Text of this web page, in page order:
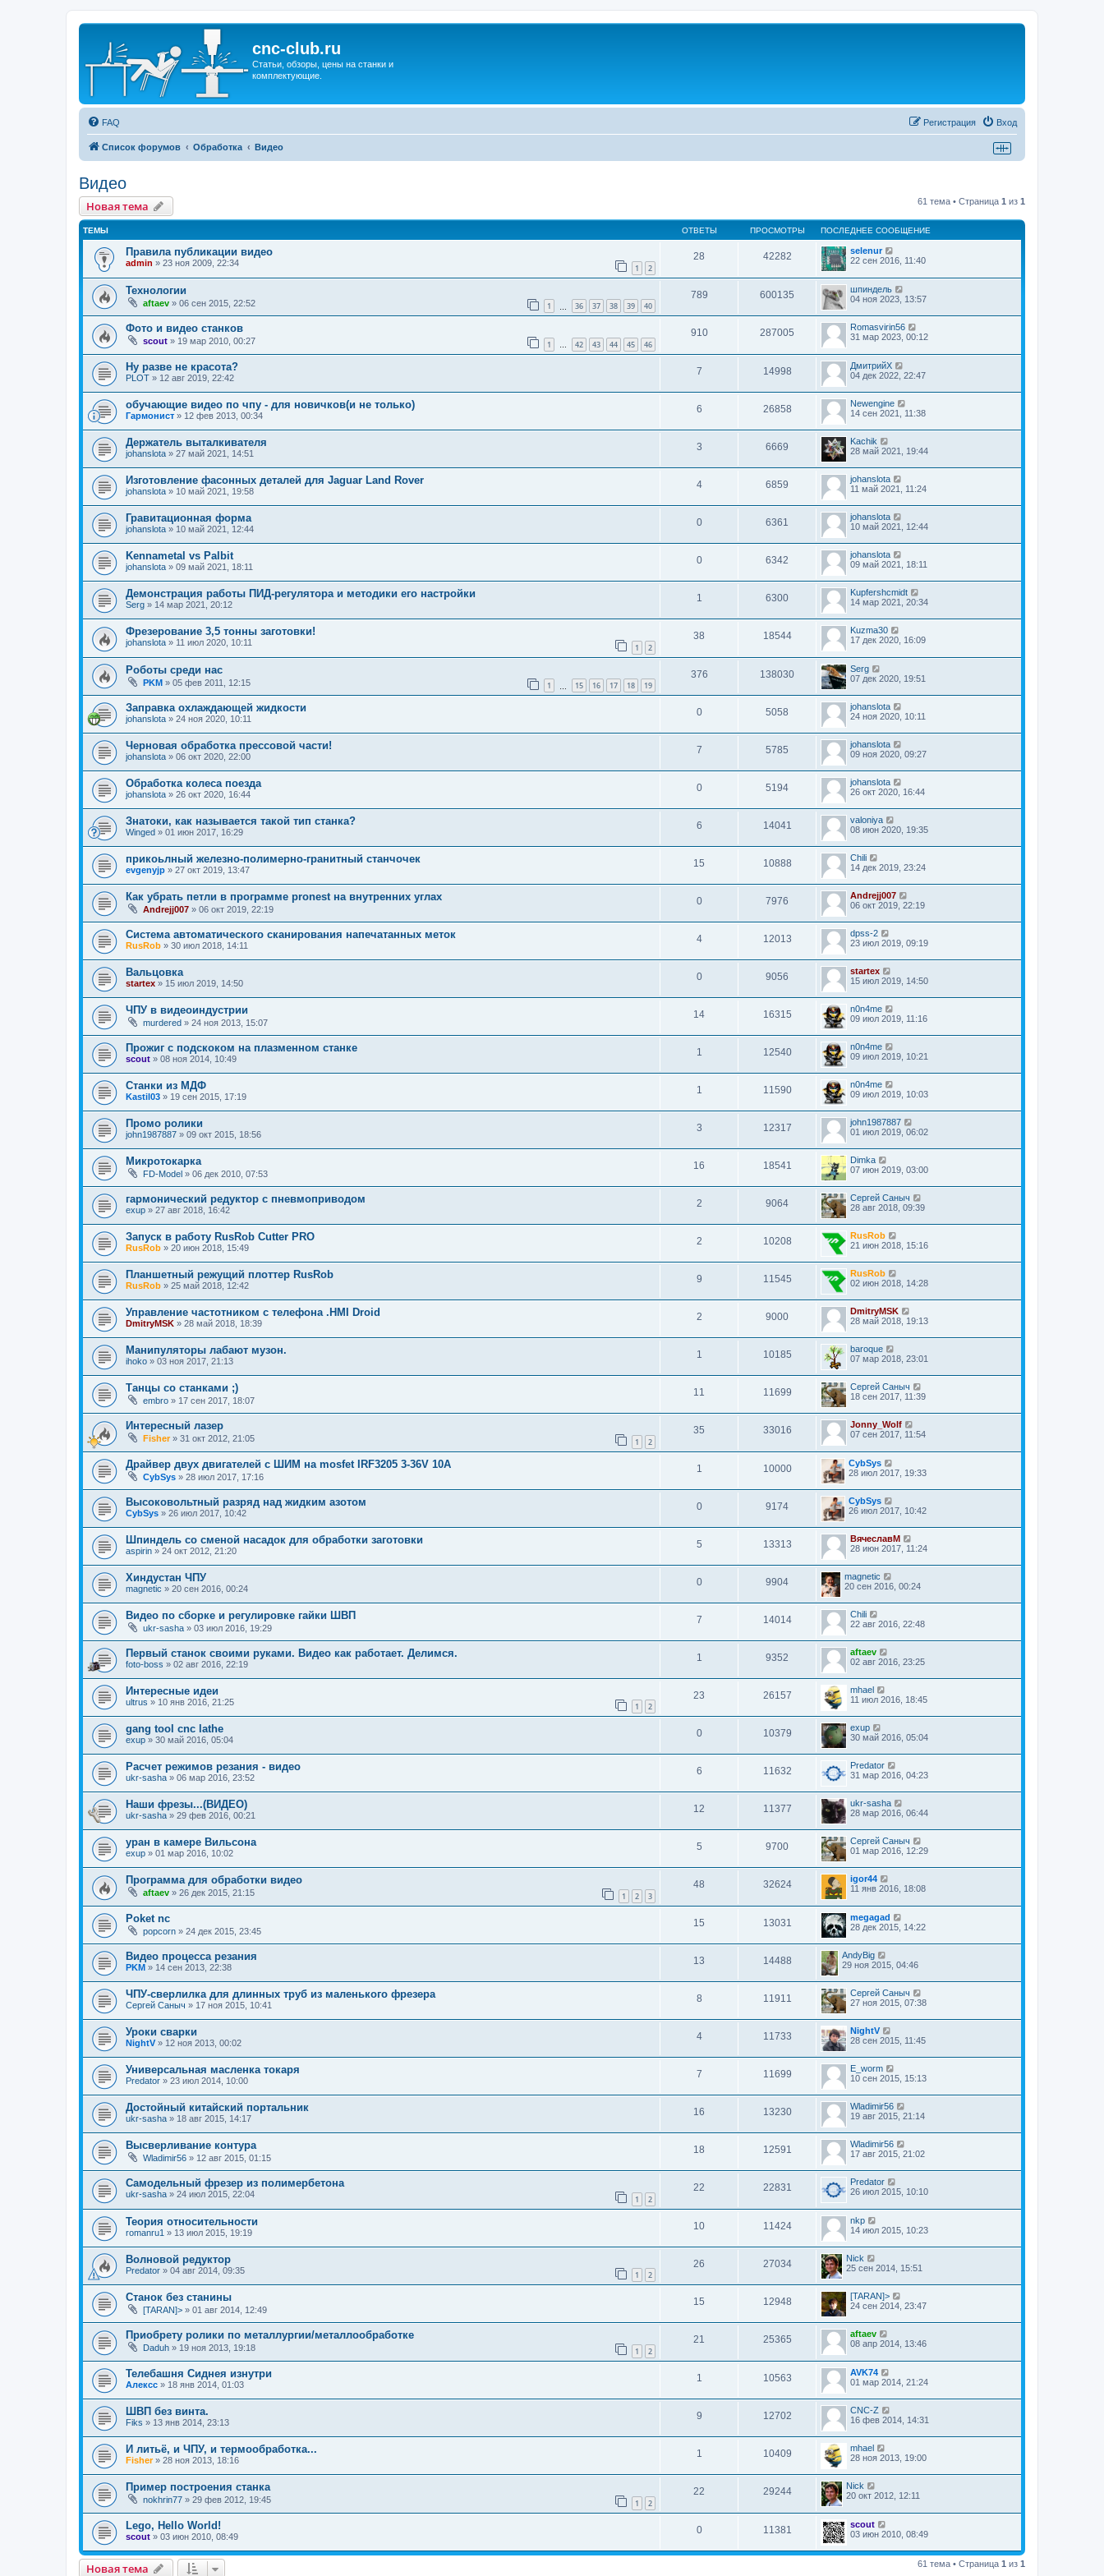
cnc-club.ru
Статьи, обзоры, цены на станки и
комплектующие.
FAQ Вход
Регистрация
Список форумов Обработка Видео
Видео
Новая тема 61 тема • Страница 1 из 1
ТЕМЫ ОТВЕТЫ ПРОСМОТРЫ ПОСЛЕДНЕЕ СООБЩЕНИЕ
Правила публикации видео
admin » 23 ноя 2009, 22:34 1 2
28 42282
selenur
22 сен 2016, 11:40
Технологии
aftaev » 06 сен 2015, 22:52 1 36 37 38 39 40
789 600135
шпиндель
04 ноя 2023, 13:57
Фото и видео станков
scout » 19 мар 2010, 00:27 1 … 42 43 44 45 46
910 287005
Romasvirin56
31 мар 2023, 00:12
Ну разве не красота?
PLOT » 12 авг 2019, 22:42
7 14998
ДмитрийХ
04 дек 2022, 22:47
обучающие видео по чпу - для новичков(и не только)
Гармонист » 12 фев 2013, 00:34
6 26858
Newengine
14 сен 2021, 11:38
Держатель выталкивателя
johanslota » 27 май 2021, 14:51
3 6669
Kachik
28 май 2021, 19:44
Изготовление фасонных деталей для Jaguar Land Rover
johanslota » 10 май 2021, 19:58
4 6859
johanslota
11 май 2021, 11:24
Гравитационная форма
johanslota » 10 май 2021, 12:44
0 6361
johanslota
10 май 2021, 12:44
Kennametal vs Palbit
johanslota » 09 май 2021, 18:11
0 6342
johanslota
09 май 2021, 18:11
Демонстрация работы ПИД-регулятора и методики его настройки
Serg » 14 мар 2021, 20:12
1 6300
Kupfershcmidt
14 мар 2021, 20:34
Фрезерование 3,5 тонны заготовки!
johanslota » 11 июл 2020, 10:11 1 2
38 18544
Kuzma30
17 дек 2020, 16:09
Роботы среди нас
PKM » 05 фев 2011, 12:15 1 15 16 17 18 19
376 138030
Serg
07 дек 2020, 19:51
Заправка охлаждающей жидкости
johanslota » 24 ноя 2020, 10:11
0 5058
johanslota
24 ноя 2020, 10:11
Черновая обработка прессовой части!
johanslota » 06 окт 2020, 22:00
7 5785
johanslota
09 ноя 2020, 09:27
Обработка колеса поезда
johanslota » 26 окт 2020, 16:44
0 5194
johanslota
26 окт 2020, 16:44
Знатоки, как называется такой тип станка?
Winged » 01 июн 2017, 16:29
6 14041
valoniya
08 июн 2020, 19:35
прикоьлный железно-полимерно-гранитный станчочек
evgenyjp » 27 окт 2019, 13:47
15 10888
Chili
14 дек 2019, 23:24
Как убрать петли в программе pronest на внутренних углах
Andrejj007 » 06 окт 2019, 22:19
0 7976
Andrejj007
06 окт 2019, 22:19
Система автоматического сканирования напечатанных меток
RusRob » 30 июл 2018, 14:11
4 12013
dpss-2
23 июл 2019, 09:19
Вальцовка
startex » 15 июл 2019, 14:50
0 9056
startex
15 июл 2019, 14:50
ЧПУ в видеоиндустрии
murdered » 24 ноя 2013, 15:07
14 16315
n0n4me
09 июл 2019, 11:16
Прожиг с подскоком на плазменном станке
scout » 08 ноя 2014, 10:49
1 12540
n0n4me
09 июл 2019, 10:21
Станки из МДФ
Kastil03 » 19 сен 2015, 17:19
1 11590
n0n4me
09 июл 2019, 10:03
Промо ролики
john1987887 » 09 окт 2015, 18:56
3 12317
john1987887
01 июл 2019, 06:02
Микротокарка
FD-Model » 06 дек 2010, 07:53
16 18541
Dimka
07 июн 2019, 03:00
гармонический редуктор с пневмоприводом
exup » 27 авг 2018, 16:42
2 9064
Сергей Саныч
28 авг 2018, 09:39
Запуск в работу RusRob Cutter PRO
RusRob » 20 июн 2018, 15:49
2 10208
RusRob
21 июн 2018, 15:16
Планшетный режущий плоттер RusRob
RusRob » 25 май 2018, 12:42
9 11545
RusRob
02 июн 2018, 14:28
Управление частотником с телефона .HMI Droid
DmitryMSK » 28 май 2018, 18:39
2 9000
DmitryMSK
28 май 2018, 19:13
Манипуляторы лабают музон.
ihoko » 03 ноя 2017, 21:13
1 10185
baroque
07 мар 2018, 23:01
Танцы со станками ;)
embro » 17 сен 2017, 18:07
11 11699
Сергей Саныч
18 сен 2017, 11:39
Интересный лазер
Fisher» 31 окт 2012, 21:05 1 2
35 33016
Jonny_Wolf
07 сен 2017, 11:54
Драйвер двух двигателей с ШИМ на mosfet IRF3205 3-36V 10А
CybSys » 28 июл 2017, 17:16
1 10000
CybSys
28 июл 2017, 19:33
Высоковольтный разряд над жидким азотом
CybSys » 26 июл 2017, 10:42
0 9174
CybSys
26 июл 2017, 10:42
Шпиндель со сменой насадок для обработки заготовки
aspirin » 24 окт 2012, 21:20
5 13313
ВячеславМ
28 июн 2017, 11:24
Хиндустан ЧПУ
magnetic » 20 сен 2016, 00:24
0 9904
magnetic
20 сен 2016, 00:24
Видео по сборке и регулировке гайки ШВП
ukr-sasha » 03 июл 2016, 19:29
7 14014
Chili
22 авг 2016, 22:48
Первый станок своими руками. Видео как работает. Делимся.
foto-boss » 02 авг 2016, 22:19
1 9352
aftaev
02 авг 2016, 23:25
Интересные идеи
ultrus » 10 янв 2016, 21:25 1 2
23 26157
mhael
11 июл 2016, 18:45
gang tool cnc lathe
exup » 30 май 2016, 05:04
0 10379
exup
30 май 2016, 05:04
Расчет режимов резания - видео
ukr-sasha » 06 мар 2016, 23:52
6 11632
Predator
31 мар 2016, 04:23
Наши фрезы...(ВИДЕО)
ukr-sasha » 29 фев 2016, 00:21
12 11377
ukr-sasha
28 мар 2016, 06:44
уран в камере Вильсона
exup » 01 мар 2016, 10:02
5 9700
Сергей Саныч
01 мар 2016, 12:29
Программа для обработки видео
aftaev » 26 дек 2015, 21:15 1 2 3
48 32624
igor44
11 янв 2016, 18:08
Poket nc
popcorn » 24 дек 2015, 23:45
15 13031
megagad
28 дек 2015, 14:22
Видео процесса резания
PKM » 14 сен 2013, 22:38
13 14488
AndyBig
29 ноя 2015, 04:46
ЧПУ-сверлилка для длинных труб из маленького фрезера
Сергей Саныч » 17 ноя 2015, 10:41
8 11911
Сергей Саныч
27 ноя 2015, 07:38
Уроки сварки
NightV » 12 ноя 2013, 00:02
4 11733
NightV
28 сен 2015, 11:45
Универсальная масленка токаря
Predator » 23 июл 2014, 10:00
7 11699
E_worm
10 сен 2015, 15:13
Достойный китайский портальник
ukr-sasha » 18 авг 2015, 14:17
16 13230
Wladimir56
19 авг 2015, 21:14
Высверливание контура
Wladimir56 » 12 авг 2015, 01:15
18 12591
Wladimir56
17 авг 2015, 21:02
Самодельный фрезер из полимербетона
ukr-sasha » 24 июл 2015, 22:04 1 2
22 22831
Predator
26 июл 2015, 10:10
Теория относительности
romanru1 » 13 июл 2015, 19:19
10 11424
nkp
14 июл 2015, 10:23
Волновой редуктор
Predator » 04 авг 2014, 09:35 1 2
26 27034
Nick
25 сен 2014, 15:51
Станок без станины
[TARAN]> » 01 авг 2014, 12:49
15 12948
[TARAN]>
24 сен 2014, 23:47
Приобрету ролики по металлургии/металлообработке
Daduh » 19 ноя 2013, 19:18 1 2
21 25365
aftaev
08 апр 2014, 13:46
Телебашня Сиднея изнутри
Алексс » 18 янв 2014, 01:03
1 10563
AVK74
01 мар 2014, 21:24
ШВП без винта.
Fiks » 13 янв 2014, 23:13
9 12702
CNC-Z
16 фев 2014, 14:31
И литьё, и ЧПУ, и термообработка...
Fisher» 28 ноя 2013, 18:16
1 10409
mhael
28 ноя 2013, 19:00
Пример построения станка
nokhrin77 » 29 фев 2012, 19:45 1 2
22 29244
Nick
20 окт 2012, 12:11
Lego, Hello World!
scout » 03 июн 2010, 08:49
0 11381
scout
03 июн 2010, 08:49
Новая тема 61 тема • Страница 1 из 1